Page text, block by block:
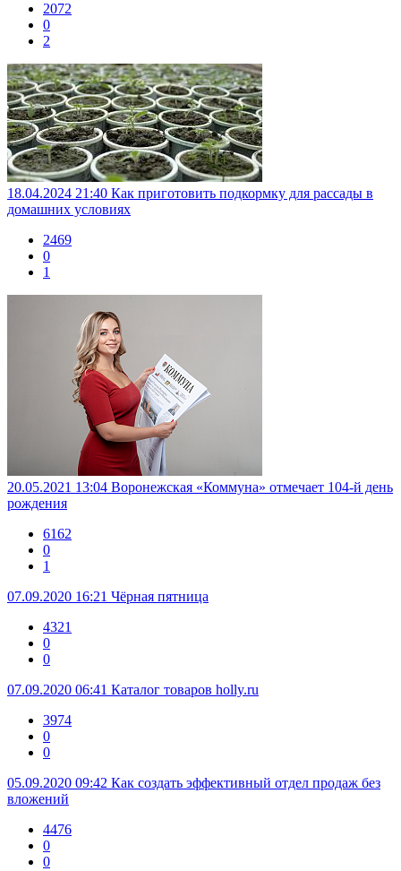
2072
0
2
18.04.2024 21:40 Как приготовить подкормку для рассады в
домашних условиях
2469
0
1
20.05.2021 13:04 Воронежская «Коммуна» отмечает 104-й день
рождения
6162
0
1
07.09.2020 16:21 Чёрная пятница
4321
0
0
07.09.2020 06:41 Каталог товаров holly.ru
3974
0
0
05.09.2020 09:42 Как создать эффективный отдел продаж без
вложений
4476
0
0